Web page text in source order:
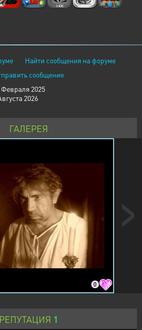
Найти сообщения на форуме
сообщение
Февраля 2025
2026
ГАЛЕРЕЯ
0
РЕПУТАЦИЯ 1